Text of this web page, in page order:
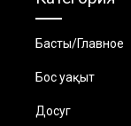
Басты/Главное
Бос уақыт
Досуг